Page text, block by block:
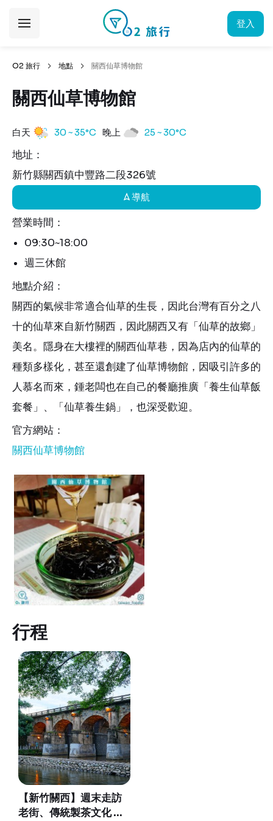
登入
O2 旅行 地點 關西仙草博物館
關西仙草博物館
白天 30 ~ 35°C 晚上 25 ~ 30°C
地址：
新竹縣關西鎮中豐路二段326號
導航
營業時間：
09:30~18:00
週三休館
地點介紹：
關西的氣候非常適合仙草的生長，因此台灣有百分之八
十的仙草來自新竹關西，因此關西又有「仙草的故鄉」
美名。隱身在大樓裡的關西仙草巷，因為店內的仙草的
種類多樣化，甚至還創建了仙草博物館，因吸引許多的
人慕名而來，鍾老闆也在自己的餐廳推廣「養生仙草飯
套餐」、「仙草養生鍋」，也深受歡迎。
官方網站：
關西仙草博物館
行程
【新竹關西】週末走訪
老街、傳統製茶文化 富